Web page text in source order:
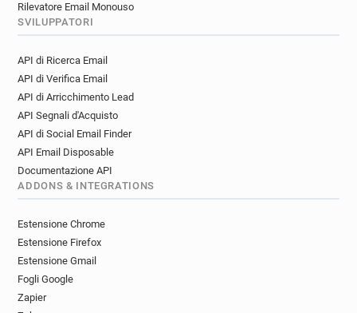
Rilevatore Email Monouso
SVILUPPATORI
API di Ricerca Email
API di Verifica Email
API di Arricchimento Lead
API Segnali d'Acquisto
API di Social Email Finder
API Email Disposable
Documentazione API
ADDONS & INTEGRATIONS
Estensione Chrome
Estensione Firefox
Estensione Gmail
Fogli Google
Zapier